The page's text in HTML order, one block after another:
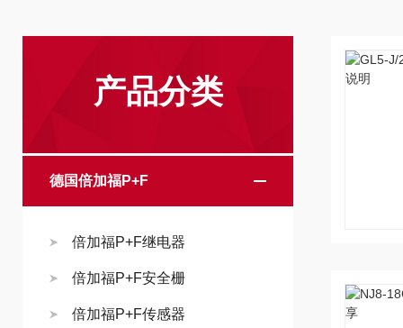
产品分类
德国倍加福P+F
倍加福P+F继电器
倍加福P+F安全栅
倍加福P+F传感器